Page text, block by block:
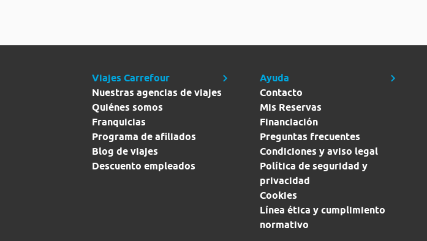
Viajes Carrefour
Nuestras agencias de viajes
Quiénes somos
Franquicias
Programa de afiliados
Blog de viajes
Descuento empleados
Ayuda
Contacto
Mis Reservas
Financiación
Preguntas frecuentes
Condiciones y aviso legal
Política de seguridad y
privacidad
Cookies
Línea ética y cumplimiento
normativo